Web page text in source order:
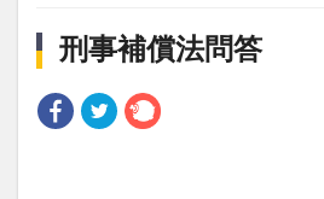
刑事補償法問答